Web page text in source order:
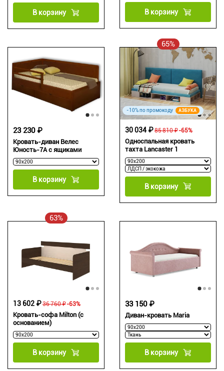
В корзину В корзину
Кровать-диван Велес
Юность-7А с ящиками
23 230 ₽
В корзину
65%
-10% по промокоду АЗБУКА
Односпальная кровать
тахта Lancaster 1
85 810 ₽
30 034 ₽ -65%
В корзину
63%
Кровать-софа Milton (с
основанием)
36 760 ₽
13 602 ₽ -63%
В корзину
Диван-кровать Maria
33 150 ₽
В корзину